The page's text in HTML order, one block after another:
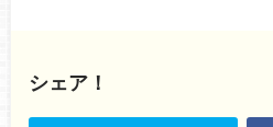
シェア！